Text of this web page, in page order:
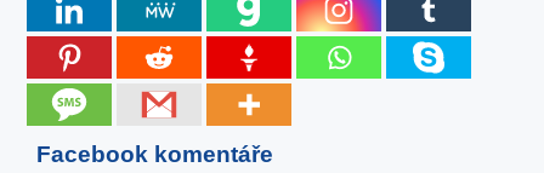
Facebook komentáře